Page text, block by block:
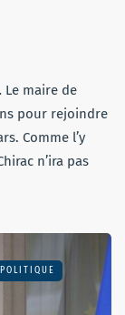
maire de
pour rejoindre
Comme l’y
n’ira pas
POLITIQUE